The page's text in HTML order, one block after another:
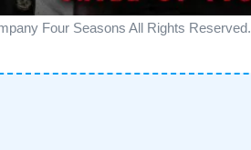
Four Seasons All Rights Reserved.